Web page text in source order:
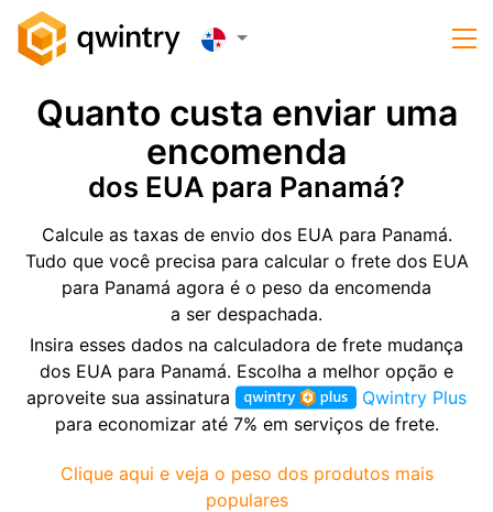
Quanto custa enviar uma
encomenda
dos EUA para Panamá?
Calcule as taxas de envio dos EUA para Panamá.
Tudo que você precisa para calcular o frete dos EUA
para Panamá agora é o peso da encomenda
a ser despachada.
Insira esses dados na calculadora de frete mudança
dos EUA para Panamá. Escolha a melhor opção e
aproveite sua assinatura
Qwintry Plus
para economizar até 7% em serviços de frete.
Clique aqui e veja o peso dos produtos mais
populares